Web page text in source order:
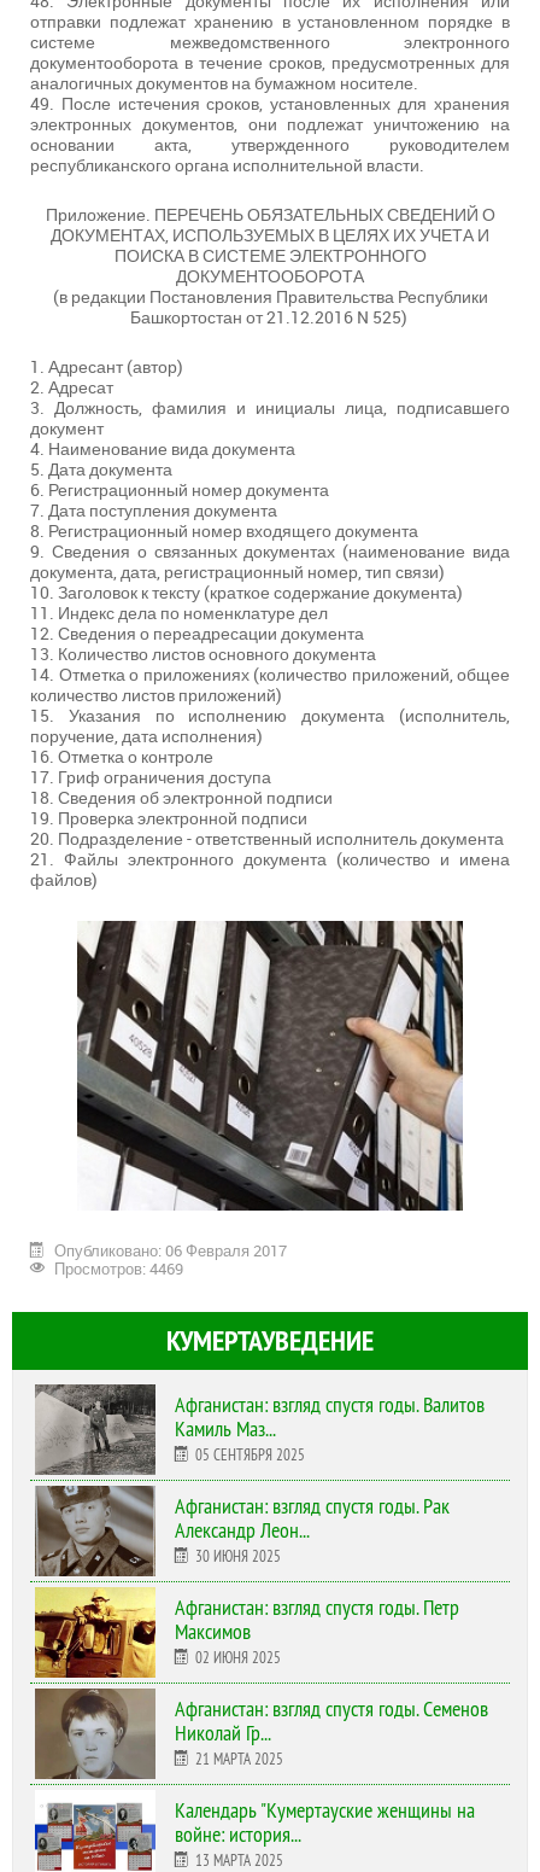
отправки подлежат хранению в установленном порядке в
системе межведомственного электронного
документооборота в течение сроков, предусмотренных для
аналогичных документов на бумажном носителе.
49. После истечения сроков, установленных для хранения
электронных документов, они подлежат уничтожению на
основании акта, утвержденного руководителем
республиканского органа исполнительной власти.
Приложение. ПЕРЕЧЕНЬ ОБЯЗАТЕЛЬНЫХ СВЕДЕНИЙ О
ДОКУМЕНТАХ, ИСПОЛЬЗУЕМЫХ В ЦЕЛЯХ ИХ УЧЕТА И
ПОИСКА В СИСТЕМЕ ЭЛЕКТРОННОГО
ДОКУМЕНТООБОРОТА
(в редакции Постановления Правительства Республики
Башкортостан от 21.12.2016 N 525)
1. Адресант (автор)
2. Адресат
3. Должность, фамилия и инициалы лица, подписавшего
документ
4. Наименование вида документа
5. Дата документа
6. Регистрационный номер документа
7. Дата поступления документа
8. Регистрационный номер входящего документа
9. Сведения о связанных документах (наименование вида
документа, дата, регистрационный номер, тип связи)
10. Заголовок к тексту (краткое содержание документа)
11. Индекс дела по номенклатуре дел
12. Сведения о переадресации документа
13. Количество листов основного документа
14. Отметка о приложениях (количество приложений, общее
количество листов приложений)
15. Указания по исполнению документа (исполнитель,
поручение, дата исполнения)
16. Отметка о контроле
17. Гриф ограничения доступа
18. Сведения об электронной подписи
19. Проверка электронной подписи
20. Подразделение - ответственный исполнитель документа
21. Файлы электронного документа (количество и имена
файлов)
Опубликовано: 06 Февраля 2017
Просмотров: 4469
КУМЕРТАУВЕДЕНИЕ
Афганистан: взгляд спустя годы. Валитов
Камиль Маз...
05 СЕНТЯБРЯ 2025
Афганистан: взгляд спустя годы. Рак
Александр Леон...
30 ИЮНЯ 2025
Афганистан: взгляд спустя годы. Петр
Максимов
02 ИЮНЯ 2025
Афганистан: взгляд спустя годы. Семенов
Николай Гр...
21 МАРТА 2025
Календарь "Кумертауские женщины на
войне: история...
13 МАРТА 2025